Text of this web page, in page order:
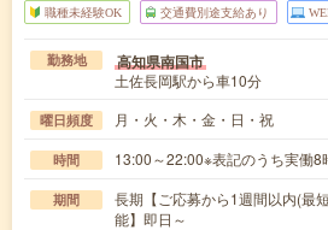
職種未経験OK 交通費別途支給あり
勤務地 高知県南国市
土佐長岡駅から車10分
曜日頻度 月・火・木・金・日・祝
時間 13:00～22:00※表記のうち実働8
期間
長期【ご応募から1週間以内(最
能】即日～